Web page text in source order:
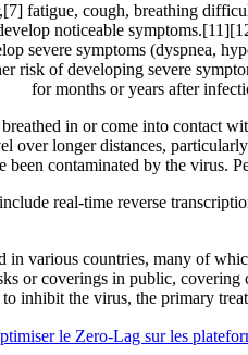
fatigue, cough, breathing
noticeable
severe symptoms (dyspnea,
risk of developing severe
for months or years after
in or come into contact
over longer distances,
been contaminated by the virus.
real-time reverse
various countries, many of
or coverings in public,
inhibit the virus, the primary
le Zero‑Lag sur les